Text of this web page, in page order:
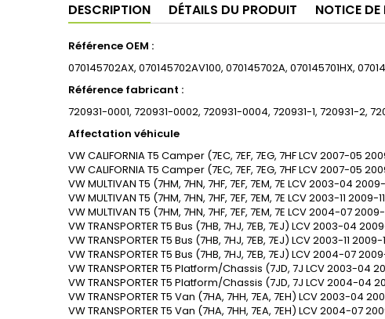
DESCRIPTION DÉTAILS DU PRODUIT NOTICE
Référence OEM :
070145702AX, 070145702AV100, 070145702A, 070145701HX,
Référence fabricant :
720931-0001, 720931-0002, 720931-0004, 720931-1, 720931-2,
Affectation véhicule
VWCALIFORNIA T5 Camper (7EC, 7EF, 7EG, 7HFLCV2007-05
VWCALIFORNIA T5 Camper (7EC, 7EF, 7EG, 7HFLCV2007-05
VWMULTIVAN T5 (7HM, 7HN, 7HF, 7EF, 7EM, 7E LCV2003-04 2009-
VWMULTIVAN T5 (7HM, 7HN, 7HF, 7EF, 7EM, 7E LCV2003-11 2009-11
VWMULTIVAN T5 (7HM, 7HN, 7HF, 7EF, 7EM, 7E LCV2004-072009-
VWTRANSPORTER T5 Bus (7HB, 7HJ, 7EB, 7EJ) LCV2003-04
VWTRANSPORTER T5 Bus (7HB, 7HJ, 7EB, 7EJ) LCV2003-11 2009-
VWTRANSPORTER T5 Bus (7HB, 7HJ, 7EB, 7EJ) LCV2004-07
VWTRANSPORTER T5 Platform/Chassis (7JD, 7J LCV2003-04
VWTRANSPORTER T5 Platform/Chassis (7JD, 7J LCV2004-04
VWTRANSPORTER T5 Van (7HA, 7HH, 7EA, 7EH) LCV2003-04
VWTRANSPORTER T5 Van (7HA, 7HH, 7EA, 7EH) LCV2004-07